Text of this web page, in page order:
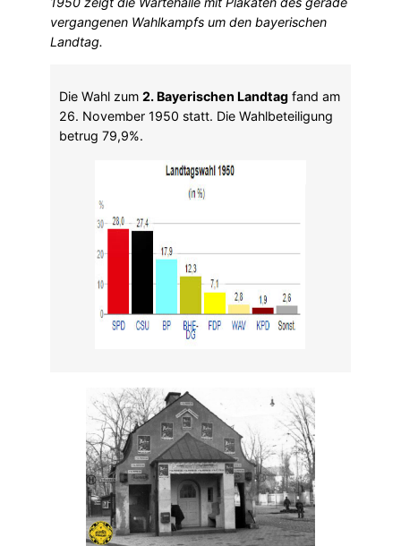
vergangenen Wahlkampfs um den bayerischen
Landtag.
Die Wahl zum 2. Bayerischen Landtag fand am
26. November 1950 statt. Die Wahlbeteiligung
betrug 79,9%.